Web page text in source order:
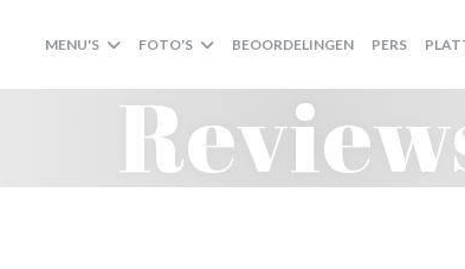
MENU'S FOTO'S BEOORDELINGEN PERS